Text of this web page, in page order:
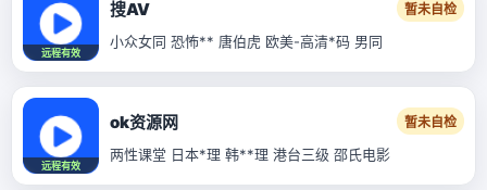
远程有效
搜AV 暂未自检
小众女同 恐怖** 唐伯虎 欧美-高清*码 男同
远程有效
ok资源网 暂未自检
两性课堂 日本*理 韩**理 港台三级 邵氏电影